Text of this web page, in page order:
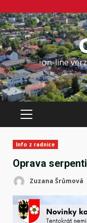
Skip
to
content
on-line
PRIMARY
Info z radnice
Oprava
Zuzana Šrůmová